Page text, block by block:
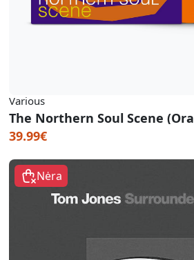
Various
The Northern Soul Scene
39.99€
Nėra